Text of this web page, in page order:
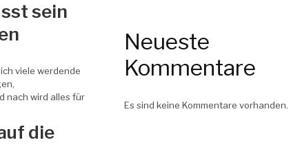
sein
viele werdende
nach wird alles für
die
Neueste
Kommentare
Es sind keine Kommentare vorhanden.